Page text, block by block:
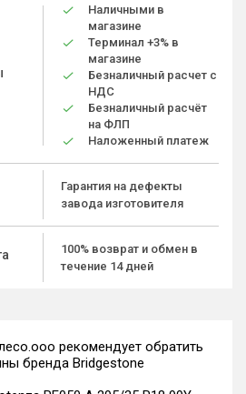
Наличными в
магазине
Терминал +3% в
магазине
Безналичный расчет с
НДС
Безналичный расчёт
на ФЛП
Наложенный платеж
Гарантия на дефекты
завода изготовителя
100% возврат и обмен в
течение 14 дней
рекомендует обратить
бренда Bridgestone